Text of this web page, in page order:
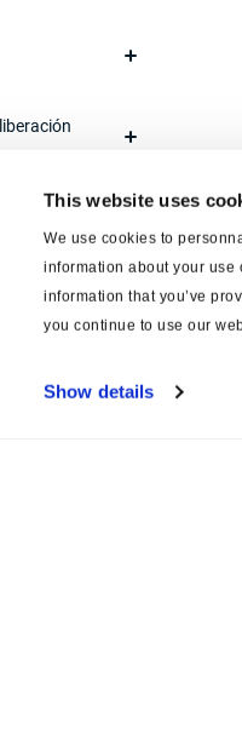
This website uses
We use cookies to
information about your use
information that you’ve
you continue to use our
Show details
protección de
carga